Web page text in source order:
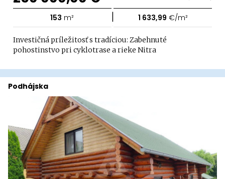
153 m² | 1 633,99 €/m²
Investičná príležitosť s tradíciou: Zabehnuté
pohostinstvo pri cyklotrase a rieke Nitra
Podhájska